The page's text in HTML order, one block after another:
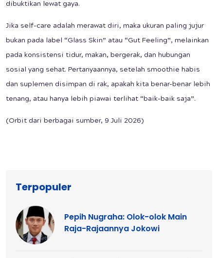
dibuktikan lewat gaya.
Jika self-care adalah merawat diri, maka ukuran paling jujur
bukan pada label “Glass Skin” atau “Gut Feeling”, melainkan
pada konsistensi tidur, makan, bergerak, dan hubungan
sosial yang sehat. Pertanyaannya, setelah smoothie habis
dan suplemen disimpan di rak, apakah kita benar-benar lebih
tenang, atau hanya lebih piawai terlihat “baik-baik saja”.
(Orbit dari berbagai sumber, 9 Juli 2026)
Terpopuler
Pepih Nugraha: Olok-olok Main
Raja-Rajaannya Jokowi